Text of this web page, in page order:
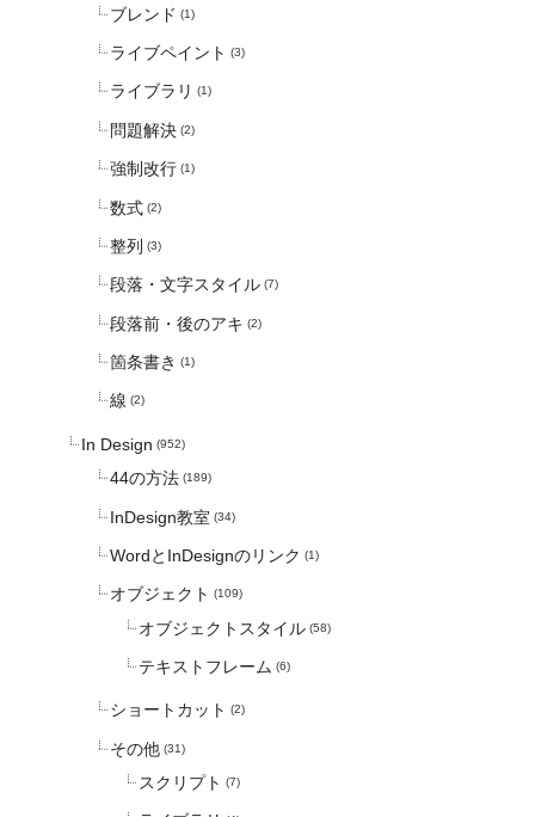
ブレンド (1)
ライブペイント (3)
ライブラリ (1)
問題解決 (2)
強制改行 (1)
数式 (2)
整列 (3)
段落・文字スタイル (7)
段落前・後のアキ (2)
箇条書き (1)
線 (2)
In Design (952)
44の方法 (189)
InDesign教室 (34)
WordとInDesignのリンク (1)
オブジェクト (109)
オブジェクトスタイル (58)
テキストフレーム (6)
ショートカット (2)
その他 (31)
スクリプト (7)